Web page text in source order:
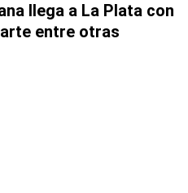
llega a La Plata con
entre otras